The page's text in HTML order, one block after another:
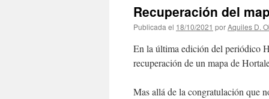
Recuperación del
Publicada el 18/10/2021 porAquiles D.
En la última edición del periódico
recuperación de un mapa de
Mas allá de la congratulación que